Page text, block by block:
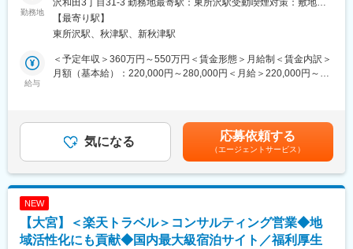
・設計部門：計12名（ 技術系：9名／事務系：3名）
・平均年齢：47.5歳
長年の実績を持つベテラン社員も多く、屋外広告・工作物申請に
関するノウハウを学べる環境です。
CS（カスタムサイン）業務
・LV（LEDビジョン）
■当ポジションの魅力
■採用背景
KADOKAWAグループの一員として、当社ではところざわサクラ
タウンを中心に、グルメフェス、マルシェ、地域連携イベント、
企業催事など、多様なイベントの企画・制作・運営を行っていま
す。
近年は自主企画イベントの拡充に加え、企業・自治体との連携案
今後も安定した運営体制を維持しながら、より魅力的なイベント
の創出と施設価値の向上を推進していくため、新たなメンバーを
募集します。
ジションです。
勤務地
喫煙可能場所あり変更の範囲：会社の定める事業所
【最寄り駅】
東所沢駅、秋津駅、新秋津駅
給与
＜予定年収＞360万円～550万円＜賃金形態＞月給制＜賃金内訳＞
月額（基本給）：220,000円～280,000円＜月給＞220,000円～
手当賃金はあくまでも目安の金額であり、選考を通じて上下する
可能性があります。月給(月額)は固定手当を含めた表記です。
気になる 応募依頼する
（エージェントサービス）
NEW
【大宮】＜楽天トラベル＞コンサルティング営業◆地
域活性化にも貢献◆国内最大級宿泊サイト／福利厚生